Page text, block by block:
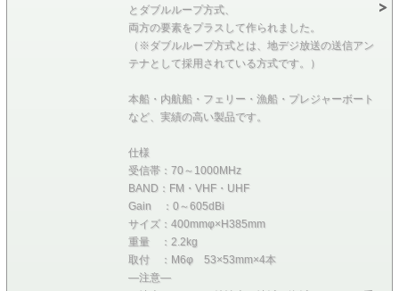
とダブルループ方式、
両方の要素をプラスして作られました。
（※ダブルループ方式とは、地デジ放送の送信アン
テナとして採用されている方式です。）
本船・内航船・フェリー・漁船・プレジャーボート
など、実績の高い製品です。
仕様
受信帯：70～1000MHz
BAND：FM・VHF・UHF
Gain ：0～605dBi
サイズ：400mmφ×H385mm
重量 ：2.2kg
取付 ：M6φ 53×53mm×4本
―注意―